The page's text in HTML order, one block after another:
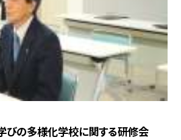
びの多様化学校に関する研修会